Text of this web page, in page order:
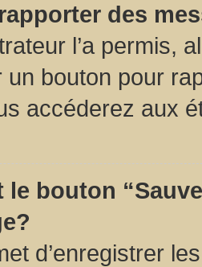
des
l’a permis,
un bouton pour
accéderez aux
le bouton
d’enregistrer